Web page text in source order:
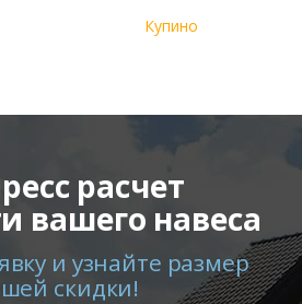
Купино
расчет
вашего навеса
и узнайте размер
скидки!